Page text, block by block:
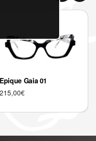
Epique Gaia 01
215,00€